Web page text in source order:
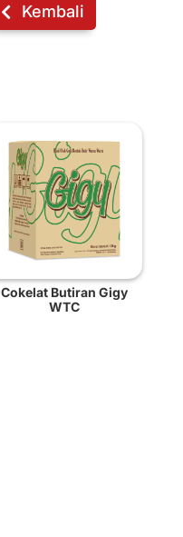
Kembali
Cokelat Butiran Gigy
WTC